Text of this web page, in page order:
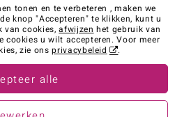
Privacybeleid
Cookies
Contract herroepen
in other countries:
tonen en te verbeteren , maken we
knop "Accepteren" te klikken, kunt u
van cookies,afwijzen het gebruik van
cookies u wilt accepteren. Voor meer
zie onsprivacybeleid .
alle